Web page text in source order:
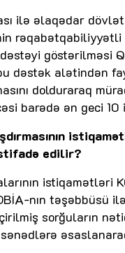
ilə əlaqədar
rəqabətqabiliyyətli
göstərilməsi
dəstək alətindən
dolduraraq
barədə ən geci
edilir?
nın təşəbbüsü
sorğuların